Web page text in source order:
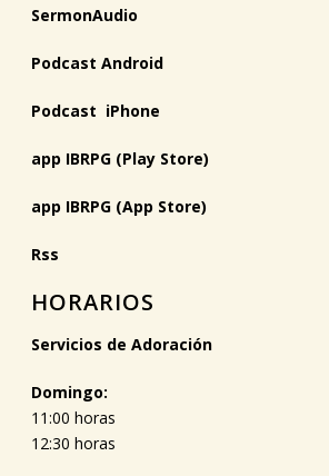
SermonAudio
Podcast Android
Podcast iPhone
app IBRPG (Play Store)
app IBRPG (App Store)
Rss
HORARIOS
Servicios de Adoración
Domingo:
11:00 horas
12:30 horas